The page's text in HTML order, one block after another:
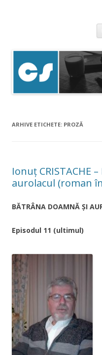
ARHIVE ETICHETE: PROZĂ
Ionuţ CRISTACHE
aurolacul (roman
BĂTRÂNA DOAMNĂ ȘI
Episodul 11 (ultimul)